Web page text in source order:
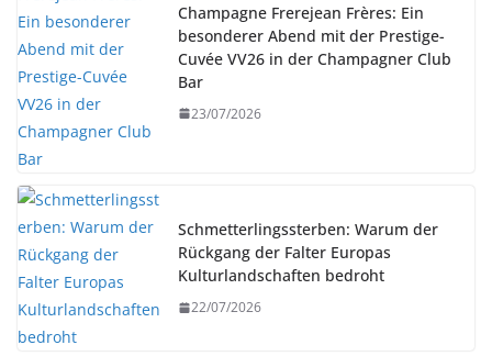
Champagne Frerejean Frères: Ein
besonderer Abend mit der Prestige-
Cuvée VV26 in der Champagner Club
Bar
23/07/2026
Schmetterlingssterben: Warum der
Rückgang der Falter Europas
Kulturlandschaften bedroht
22/07/2026